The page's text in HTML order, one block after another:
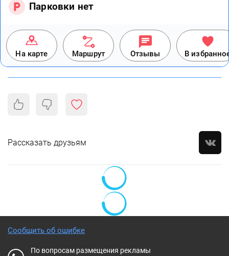
Парковки нет
На карте Маршрут Отзывы В
Рассказать друзьям
Сообщить об ошибке
По вопросам размещения рекламы